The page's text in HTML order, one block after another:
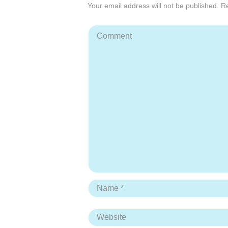
Your email address will not be published.